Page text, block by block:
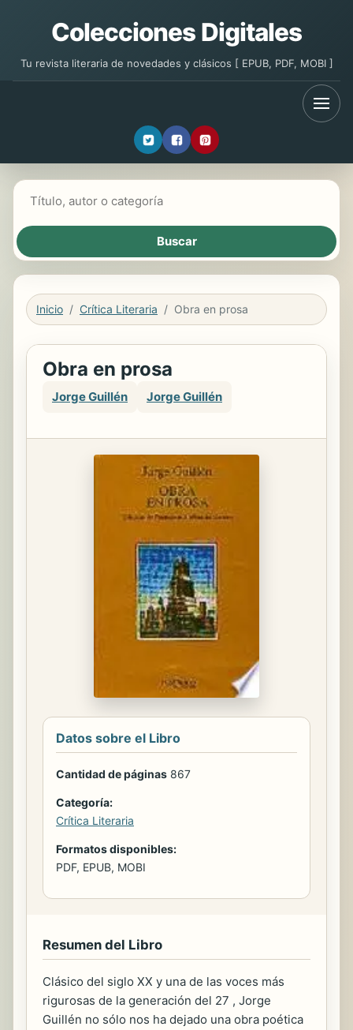
Colecciones Digitales
Tu revista literaria de novedades y clásicos [ EPUB, PDF, MOBI ]
Inicio Crítica Literaria Obra en prosa
Obra en prosa
Jorge Guillén Jorge Guillén
Datos sobre el Libro
Cantidad de páginas 867
Categoría:
Crítica Literaria
Formatos disponibles:
PDF, EPUB, MOBI
Resumen del Libro
Clásico del siglo XX y una de las voces más
rigurosas de la generación del 27 , Jorge
Guillén no sólo nos ha dejado una obra poética